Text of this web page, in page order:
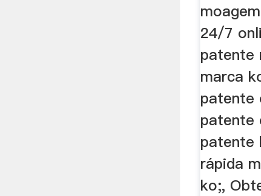
24/7
patente
marca
patente
patente
patente
rápida
ko;,